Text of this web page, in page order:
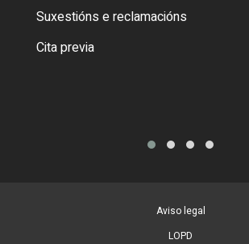
Suxestións e reclamacións
Cita previa
Aviso legal
LOPD